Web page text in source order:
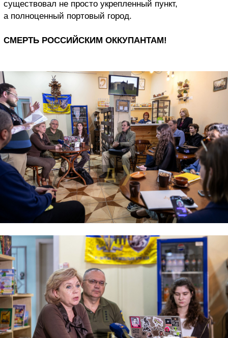
существовал не просто укрепленный пункт,
а полноценный портовый город.
СМЕРТЬ РОССИЙСКИМ ОККУПАНТАМ!